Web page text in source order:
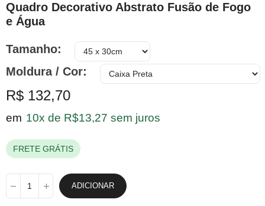
Quadro Decorativo Abstrato Fusão de Fogo
e Água
Tamanho
Moldura / Cor
R$ 132,70
em 10x de R$13,27 sem juros
FRETE GRÁTIS
ADICIONAR